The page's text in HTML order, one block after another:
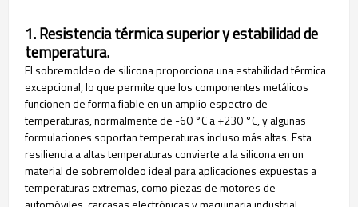
1. Resistencia térmica superior y estabilidad de
temperatura.
El sobremoldeo de silicona proporciona una estabilidad térmica
excepcional, lo que permite que los componentes metálicos
funcionen de forma fiable en un amplio espectro de
temperaturas, normalmente de -60 °C a +230 °C, y algunas
formulaciones soportan temperaturas incluso más altas. Esta
resiliencia a altas temperaturas convierte a la silicona en un
material de sobremoldeo ideal para aplicaciones expuestas a
temperaturas extremas, como piezas de motores de